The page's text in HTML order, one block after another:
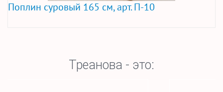
Поплин суровый 165 см, арт. П-10
Треанова - это: